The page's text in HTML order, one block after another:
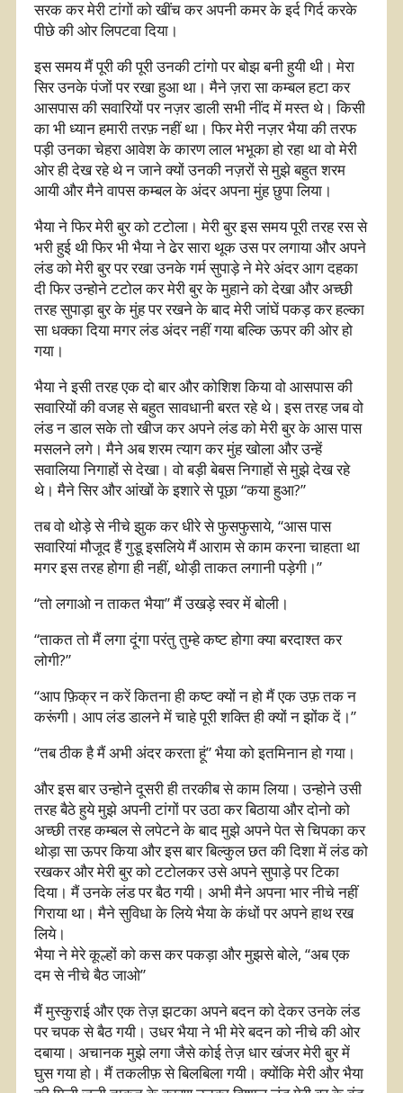
सरक कर मेरी टांगों को खींच कर अपनी कमर के इर्द गिर्द करके
पीछे की ओर लिपटवा दिया।
इस समय मैं पूरी की पूरी उनकी टांगो पर बोझ बनी हुयी थी। मेरा
सिर उनके पंजों पर रखा हुआ था। मैने ज़रा सा कम्बल हटा कर
आसपास की सवारियों पर नज़र डाली सभी नींद में मस्त थे। किसी
का भी ध्यान हमारी तरफ़ नहीं था। फिर मेरी नज़र भैया की तरफ
पड़ी उनका चेहरा आवेश के कारण लाल भभूका हो रहा था वो मेरी
ओर ही देख रहे थे न जाने क्यों उनकी नज़रों से मुझे बहुत शरम
आयी और मैने वापस कम्बल के अंदर अपना मुंह छुपा लिया।
भैया ने फिर मेरी बुर को टटोला। मेरी बुर इस समय पूरी तरह रस से
भरी हुई थी फिर भी भैया ने ढेर सारा थूक उस पर लगाया और अपने
लंड को मेरी बुर पर रखा उनके गर्म सुपाड़े ने मेरे अंदर आग दहका
दी फिर उन्होने टटोल कर मेरी बुर के मुहाने को देखा और अच्छी
तरह सुपाड़ा बुर के मुंह पर रखने के बाद मेरी जांघें पकड़ कर हल्का
सा धक्का दिया मगर लंड अंदर नहीं गया बल्कि ऊपर की ओर हो
गया।
भैया ने इसी तरह एक दो बार और कोशिश किया वो आसपास की
सवारियों की वजह से बहुत सावधानी बरत रहे थे। इस तरह जब वो
लंड न डाल सके तो खीज कर अपने लंड को मेरी बुर के आस पास
मसलने लगे। मैने अब शरम त्याग कर मुंह खोला और उन्हें
सवालिया निगाहों से देखा। वो बड़ी बेबस निगाहों से मुझे देख रहे
थे। मैने सिर और आंखों के इशारे से पूछा “कया हुआ?”
तब वो थोड़े से नीचे झुक कर धीरे से फुसफुसाये, “आस पास
सवारियां मौजूद हैं गुडू इसलिये मैं आराम से काम करना चाहता था
मगर इस तरह होगा ही नहीं, थोड़ी ताकत लगानी पड़ेगी।”
“तो लगाओ न ताकत भैया” मैं उखड़े स्वर में बोली।
“ताकत तो मैं लगा दूंगा परंतु तुम्हे कष्ट होगा क्या बरदाश्त कर
लोगी?”
“आप फ़िक्र न करें कितना ही कष्ट क्यों न हो मैं एक उफ़ तक न
करूंगी। आप लंड डालने में चाहे पूरी शक्ति ही क्यों न झोंक दें।”
“तब ठीक है मैं अभी अंदर करता हूं” भैया को इतमिनान हो गया।
और इस बार उन्होने दूसरी ही तरकीब से काम लिया। उन्होने उसी
तरह बैठे हुये मुझे अपनी टांगों पर उठा कर बिठाया और दोनो को
अच्छी तरह कम्बल से लपेटने के बाद मुझे अपने पेत से चिपका कर
थोड़ा सा ऊपर किया और इस बार बिल्कुल छत की दिशा में लंड को
रखकर और मेरी बुर को टटोलकर उसे अपने सुपाड़े पर टिका
दिया। मैं उनके लंड पर बैठ गयी। अभी मैने अपना भार नीचे नहीं
गिराया था। मैने सुविधा के लिये भैया के कंधों पर अपने हाथ रख
लिये।
भैया ने मेरे कूल्हों को कस कर पकड़ा और मुझसे बोले, “अब एक
दम से नीचे बैठ जाओ”
मैं मुस्कुराई और एक तेज़ झटका अपने बदन को देकर उनके लंड
पर चपक से बैठ गयी। उधर भैया ने भी मेरे बदन को नीचे की ओर
दबाया। अचानक मुझे लगा जैसे कोई तेज़ धार खंजर मेरी बुर में
घुस गया हो। मैं तकलीफ़ से बिलबिला गयी। क्योंकि मेरी और भैया